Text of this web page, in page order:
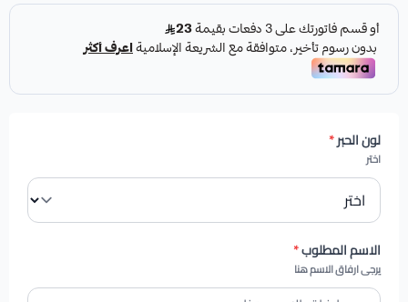
لون الحبر*
اختر
الاسم المطلوب*
يرجى ارفاق الاسم هنا